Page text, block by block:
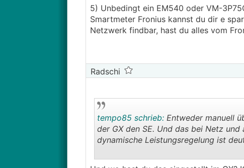
5.) Reicht die Regelung mit dem
Smartmeter (oder was anderes?)
Smartmeter? Stichwort
5) Unbedingt ein EM540 oder VM-
Smartmeter Fronius kannst du dir e
Netzwerk findbar, hast du alles vom
Radschi
tempo85 schrieb:Entweder manuell
der GX den SE. Und das bei Netz
dynamische Leistungsregelung ist